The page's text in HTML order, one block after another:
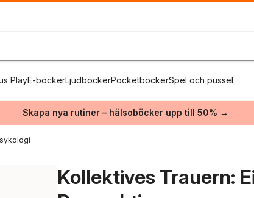
PlayE-böckerLjudböckerPocketböckerSpel och pussel
Skapa nya rutiner – hälsoböcker upp till 50% →
Kollektives Trauern: